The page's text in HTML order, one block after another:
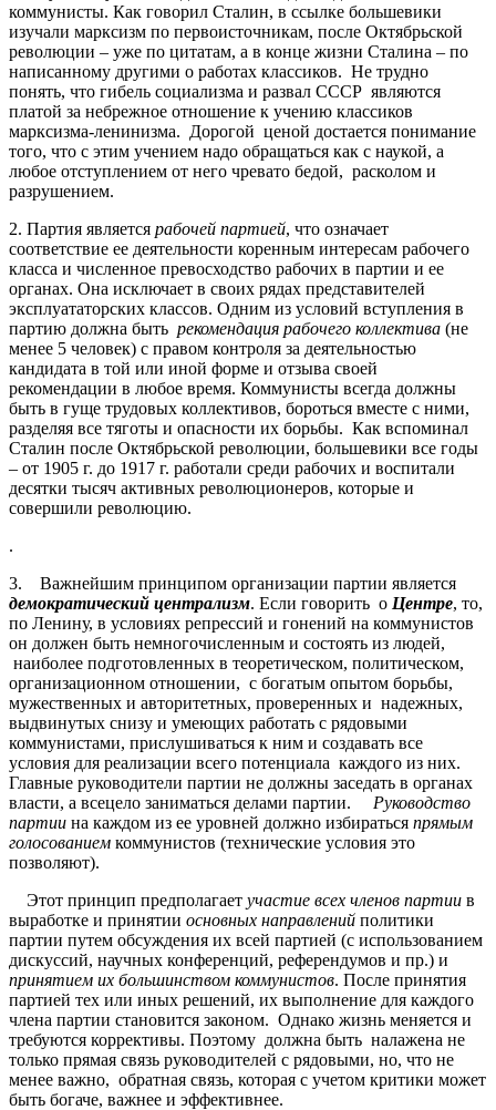
коммунисты. Как говорил Сталин, в ссылке большевики
изучали марксизм по первоисточникам, после Октябрьской
революции – уже по цитатам, а в конце жизни Сталина – по
написанному другими о работах классиков. Не трудно
понять, что гибель социализма и развал СССР являются
платой за небрежное отношение к учению классиков
марксизма-ленинизма. Дорогой ценой достается понимание
того, что с этим учением надо обращаться как с наукой, а
любое отступлением от него чревато бедой, расколом и
разрушением.
2. Партия является рабочей партией, что означает
соответствие ее деятельности коренным интересам рабочего
класса и численное превосходство рабочих в партии и ее
органах. Она исключает в своих рядах представителей
эксплуататорских классов. Одним из условий вступления в
партию должна быть рекомендация рабочего коллектива (не
менее 5 человек) с правом контроля за деятельностью
кандидата в той или иной форме и отзыва своей
рекомендации в любое время. Коммунисты всегда должны
быть в гуще трудовых коллективов, бороться вместе с ними,
разделяя все тяготы и опасности их борьбы. Как вспоминал
Сталин после Октябрьской революции, большевики все годы
– от 1905 г. до 1917 г. работали среди рабочих и воспитали
десятки тысяч активных революционеров, которые и
совершили революцию.
.
3. Важнейшим принципом организации партии является
демократический централизм. Если говорить о Центре, то,
по Ленину, в условиях репрессий и гонений на коммунистов
он должен быть немногочисленным и состоять из людей,
наиболее подготовленных в теоретическом, политическом,
организационном отношении, с богатым опытом борьбы,
мужественных и авторитетных, проверенных и надежных,
выдвинутых снизу и умеющих работать с рядовыми
коммунистами, прислушиваться к ним и создавать все
условия для реализации всего потенциала каждого из них.
Главные руководители партии не должны заседать в органах
власти, а всецело заниматься делами партии. Руководство
партии на каждом из ее уровней должно избираться прямым
голосованием коммунистов (технические условия это
позволяют).
Этот принцип предполагает участие всех членов партии в
выработке и принятии основных направлений политики
партии путем обсуждения их всей партией (с использованием
дискуссий, научных конференций, референдумов и пр.) и
принятием их большинством коммунистов. После принятия
партией тех или иных решений, их выполнение для каждого
члена партии становится законом. Однако жизнь меняется и
требуются коррективы. Поэтому должна быть налажена не
только прямая связь руководителей с рядовыми, но, что не
менее важно, обратная связь, которая с учетом критики может
быть богаче, важнее и эффективнее.